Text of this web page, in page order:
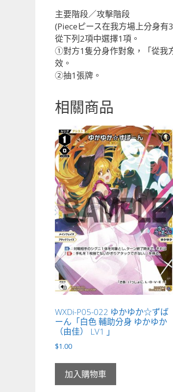
主要階段／攻擊階段
(Pieceピース在我方場上分身有
從下列2項中選擇1項。
①對方1隻分身作對象，「從我
效。
②抽1張牌。
相關商品
WXDi-P05-022 ゆかゆか☆ずば
ーん「白色 輔助分身 ゆかゆか
（由佳） LV1 」
$1.00
加入購物車